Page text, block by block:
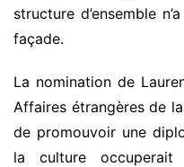
structure d’ensemble
façade.
La nomination de
Affaires étrangères de
de promouvoir une
la culture occuperait